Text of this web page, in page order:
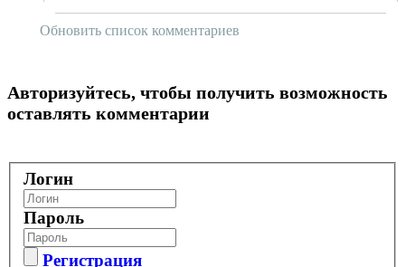
Обновить список комментариев
Авторизуйтесь, чтобы получить возможность
оставлять комментарии
Логин
Пароль
Регистрация